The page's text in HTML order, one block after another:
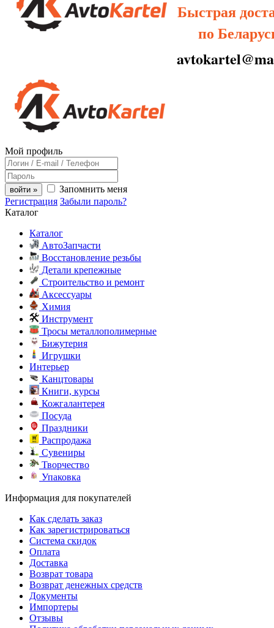
Быстрая
по
Мой профиль
войти »
Запомнить меня
Регистрация Забыли пароль?
Каталог
Каталог
АвтоЗапчасти
Восстановление резьбы
Детали крепежные
Строительство и ремонт
Аксессуары
Химия
Инструмент
Тросы металлополимерные
Бижутерия
Игрушки
Интерьер
Канцтовары
Книги, курсы
Кожгалантерея
Посуда
Праздники
Распродажа
Сувениры
Творчество
Упаковка
Информация для покупателей
Как сделать заказ
Как зарегистрироваться
Система скидок
Оплата
Доставка
Возврат товара
Возврат денежных средств
Документы
Импортеры
Отзывы